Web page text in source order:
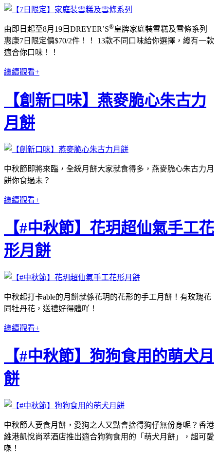
由即日起至8月19日DREYER’S®皇牌家庭裝雪糕及雪條系列
惠康7日限定價$70/2件！！ 13款不同口味給你選擇，總有一款
適合你口味！！
繼續觀看+
【創新口味】燕麥脆心朱古力
月餅
中秋節即將來臨，全統月餅大家就食得多，燕麥脆心朱古力月
餅你食過未？
繼續觀看+
【#中秋節】花玥超仙氣手工花
形月餅
中秋起打卡able的月餅就係花玥的花形的手工月餅！有玫瑰花
同牡丹花，送禮好得體吖！
繼續觀看+
【#中秋節】狗狗食用的萌犬月
餅
中秋節人要食月餅，愛狗之人又點會捨得狗仔無份身呢？香港
維港凱悅尚萃酒店推岀適合狗狗食用的「萌犬月餅」，超可愛
㗎！